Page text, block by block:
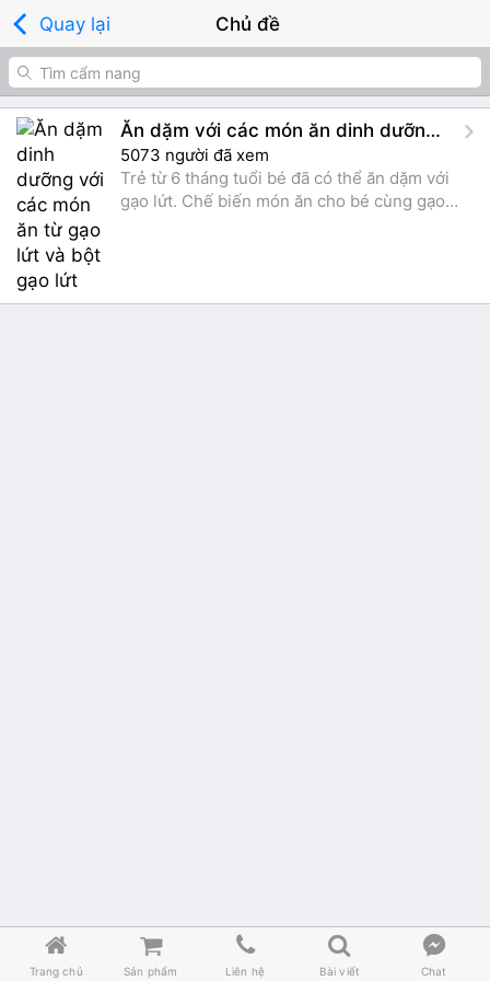
Quay lại Chủ đề
Ăn dặm với các món ăn dinh dưỡng phong phú từ gạo lứt
5073 người đã xem
Trẻ từ 6 tháng tuổi bé đã có thể ăn dặm với
gạo lứt. Chế biến món ăn cho bé cùng gạo

Trang chủ

Sản phẩm

Liên hệ

Bài viết

Chat